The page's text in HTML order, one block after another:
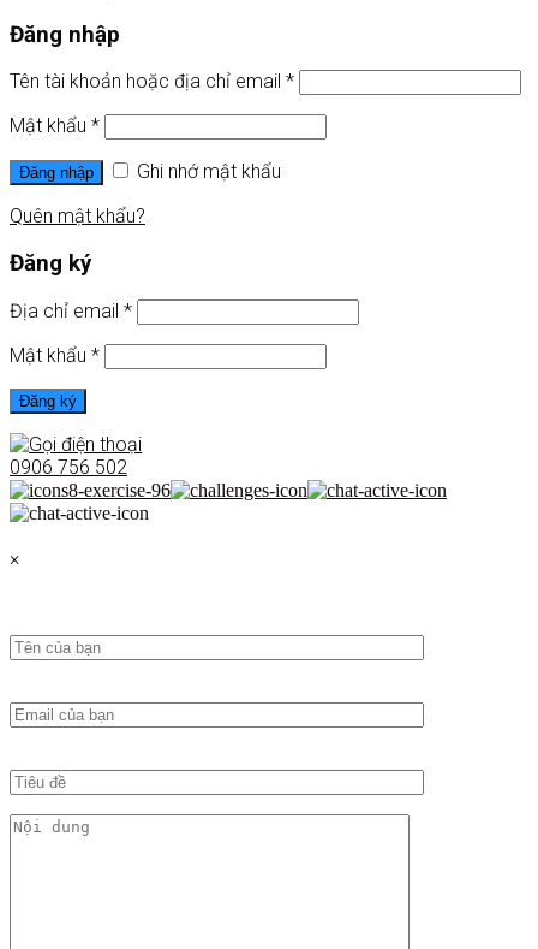
Đăng nhập
Tên tài khoản hoặc địa chỉ email *
Mật khẩu *
Đăng nhập
Ghi nhớ mật khẩu
Quên mật khẩu?
Đăng ký
Địa chỉ email *
Mật khẩu *
Đăng ký
0906 756 502
×